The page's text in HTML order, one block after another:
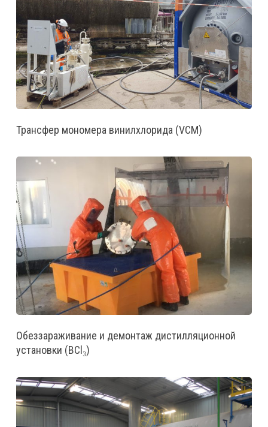
Трансфер мономера винилхлорида (VCM)
Обеззараживание и демонтаж дистилляционной
установки (BCl₃)